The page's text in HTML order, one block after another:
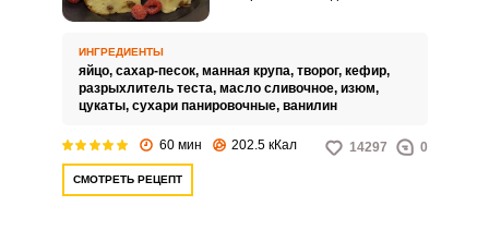
ИНГРЕДИЕНТЫ
яйцо, сахар-песок, манная крупа, творог, кефир,
разрыхлитель теста, масло сливочное, изюм,
цукаты, сухари панировочные, ванилин
60 мин 202.5 кКал 14297 0
СМОТРЕТЬ РЕЦЕПТ